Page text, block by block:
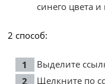
синего цвета
2 способ:
Выделите
Щелкните по